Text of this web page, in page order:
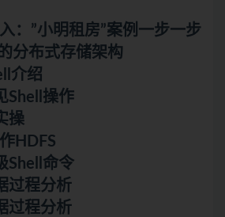
：”小明租房”案例一步一步
分布式存储架构
介绍
Shell操作
操
HDFS
Shell命令
过程分析
过程分析